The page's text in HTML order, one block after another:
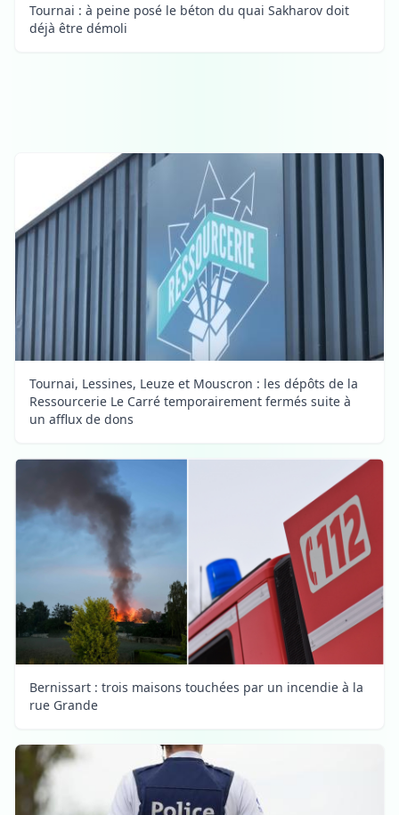
Tournai : à peine posé le béton du quai Sakharov doit
déjà être démoli
Tournai, Lessines, Leuze et Mouscron : les dépôts de la
Ressourcerie Le Carré temporairement fermés suite à
un afflux de dons
Bernissart : trois maisons touchées par un incendie à la
rue Grande